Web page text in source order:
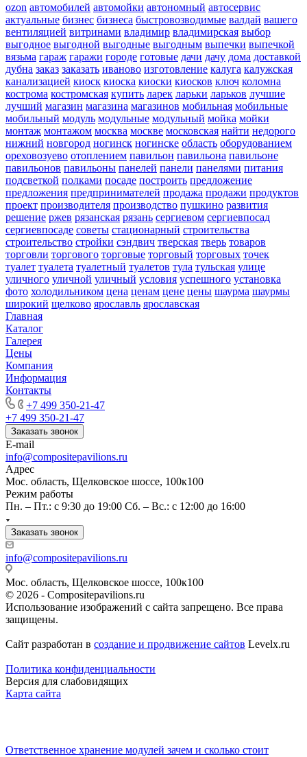
ozon автомобилей автомойки автономный автосервис
актуальные бизнес бизнеса быстровозводимые валдай вашего
вентиляцией витринами владимир владимирская выбор
выгодное выгодной выгодные выгодным выпечки выпечкой
вязьма гараж гаражи городе готовые дачи дачу дома доставкой
дубна заказ заказать иваново изготовление калуга калужская
канализацией киоск киоска киоски киосков ключ коломна
кострома костромская купить ларек ларьки ларьков лучшие
лучший магазин магазина магазинов мобильная мобильные
мобильный модуль модульные модульный мойка мойки
монтаж монтажом москва москве московская найти недорого
нижний новгород ногинск ногинске область оборудованием
ореховозуево отоплением павильон павильона павильоне
павильонов павильоны панелей панели панелями питания
подсветкой полками посаде построить предложение
предложения предпринимателей продажа продажи продуктов
проект производителя производство пушкино развития
решение ржев рязанская рязань сергиевом сергиевпосад
сергиевпосаде советы стационарный строительства
строительство стройки сэндвич тверская тверь товаров
торговли торгового торговые торговый торговых точек
туалет туалета туалетный туалетов тула тульская улице
уличного уличной уличный условия успешного установка
фото холодильником цена ценам цене цены шаурма шаурмы
широкий щелково ярославль ярославская
Главная
Каталог
Галерея
Цены
Компания
Информация
Контакты
+7 499 350-21-47
+7 499 350-21-47
Заказать звонок
E-mail
info@compositepavilions.ru
Адрес
Мос. область, Щелковское шоссе, 100к100
Режим работы
Пн. – Пт.: с 9:30 до 19:00 Сб. – Вс.: с 12:00 до 16:00
Заказать звонок
info@compositepavilions.ru
Мос. область, Щелковское шоссе, 100к100
© 2026 - Compositepavilions.ru
Использование изображений с сайта запрещено. Все права
защищены.
Сайт разработан в создание и продвижение сайтов Levelx.ru
Политика конфиденциальности
Версия для слабовидящих
Карта сайта
Ответственное хранение модулей зачем и сколько стоит